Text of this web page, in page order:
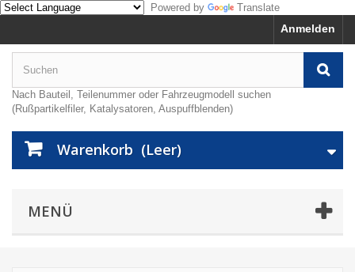
Powered by Translate
Anmelden
Nach Bauteil, Teilenummer oder Fahrzeugmodell suchen
(Rußpartikelfiler, Katalysatoren, Auspuffblenden)
Warenkorb (Leer)
MENÜ